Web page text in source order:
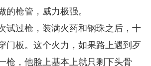
的枪管，威力极强。
试过枪，装满火药和钢珠之后，十
门板。这个火力，如果路上遇到歹
枪，他脸上基本上就只剩下头骨